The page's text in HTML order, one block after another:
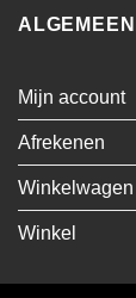
ALGEMEEN
Mijn account
Afrekenen
Winkelwagen
Winkel